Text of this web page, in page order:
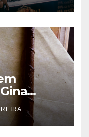
Série